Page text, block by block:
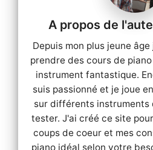
Depuis mon plus jeune
prendre des cours de
instrument fantastique.
suis passionné et je joue
sur différents instruments
tester. J'ai créé ce site
coups de coeur et mes
piano idéal selon votre